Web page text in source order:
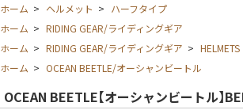
ホーム > ヘルメット > ハーフタイプ
ホーム > RIDING GEAR/ライディングギア
ホーム > RIDING GEAR/ライディングギア > HELMETS
ホーム > OCEAN BEETLE/オーシャンビートル
OCEAN BEETLE【オーシャンビートル】